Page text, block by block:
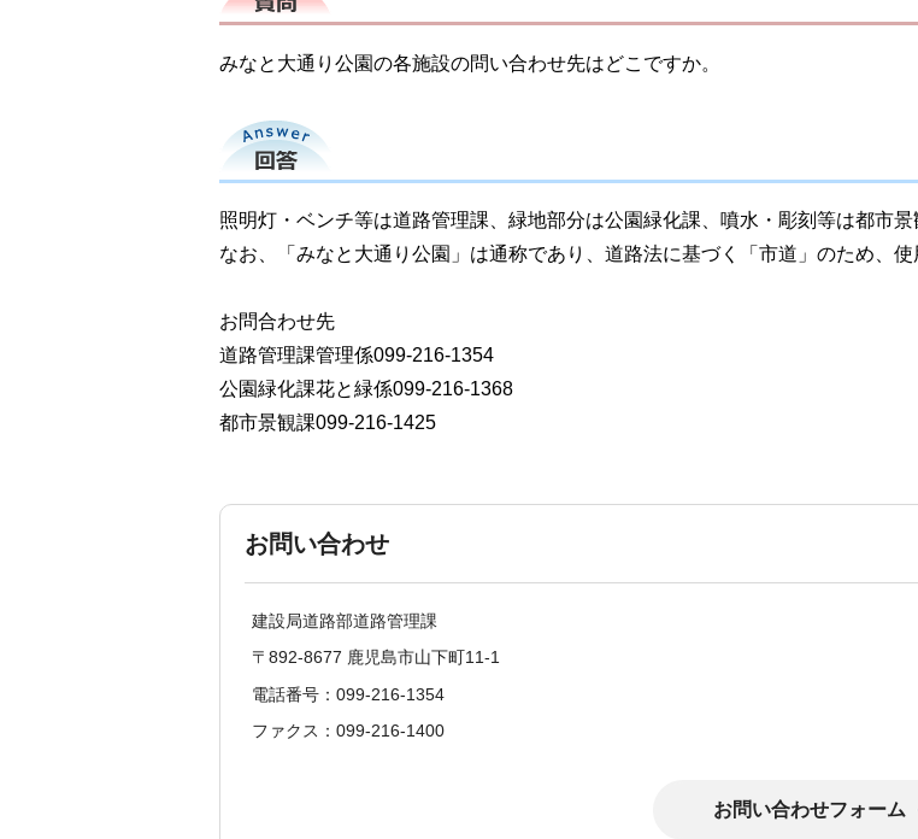
みなと大通り公園の各施設の問い合わせ先はどこですか。
回答
照明灯・ベンチ等は道路管理課、緑地部分は公園緑化課、噴水・彫刻等は都市景
なお、「みなと大通り公園」は通称であり、道路法に基づく「市道」のため、
お問合わせ先
道路管理課管理係099-216-1354
公園緑化課花と緑係099-216-1368
都市景観課099-216-1425
お問い合わせ
建設局道路部道路管理課
〒892-8677 鹿児島市山下町11-1
電話番号：099-216-1354
ファクス：099-216-1400